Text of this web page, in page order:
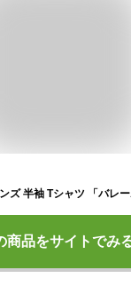
商品をサイトでみ